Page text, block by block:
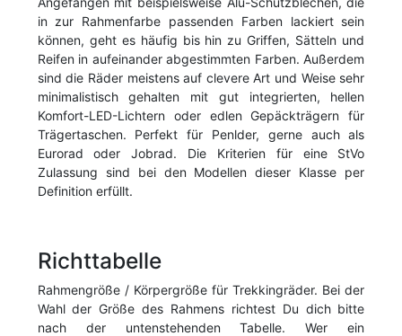
in zur Rahmenfarbe passenden Farben lackiert sein
können, geht es häufig bis hin zu Griffen, Sätteln und
Reifen in aufeinander abgestimmten Farben. Außerdem
sind die Räder meistens auf clevere Art und Weise sehr
minimalistisch gehalten mit gut integrierten, hellen
Komfort-LED-Lichtern oder edlen Gepäckträgern für
Trägertaschen. Perfekt für Penlder, gerne auch als
Eurorad oder Jobrad. Die Kriterien für eine StVo
Zulassung sind bei den Modellen dieser Klasse per
Definition erfüllt.
Richttabelle
Rahmengröße / Körpergröße für Trekkingräder. Bei der
Wahl der Größe des Rahmens richtest Du dich bitte
nach der untenstehenden Tabelle. Wer ein